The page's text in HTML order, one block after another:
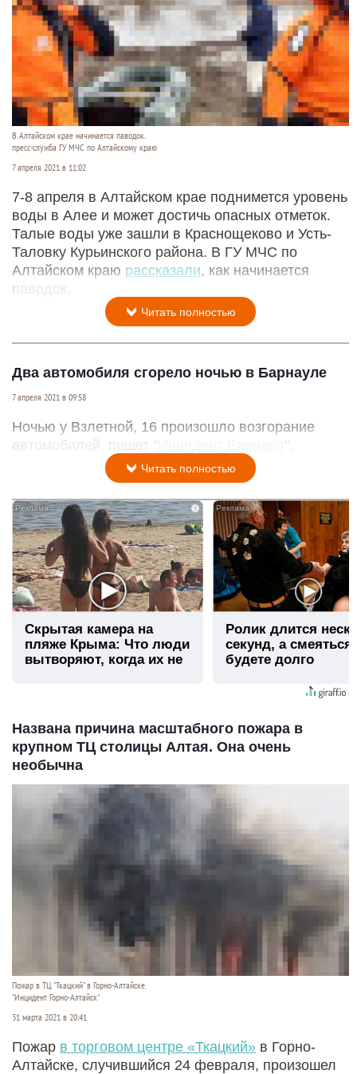
В Алтайском крае начинается паводок.
пресс-служба ГУ МЧС по Алтайскому краю
7 апреля 2021 в 11:02
7-8 апреля в Алтайском крае поднимется уровень
воды в Алее и может достичь опасных отметок.
Талые воды уже зашли в Краснощеково и Усть-
Таловку Курьинского района. В ГУ МЧС по
Алтайском краю рассказали, как начинается
паводок.
Читать полностью
Два автомобиля сгорело ночью в Барнауле
7 апреля 2021 в 09:58
Ночью у Взлетной, 16 произошло возгорание
автомобилей, пишет "Инцидент Барнаул ".
Читать полностью
i
Скрытая камера на
пляже Крыма: Что люди
вытворяют, когда их не
Ролик длится
секунд, а
будете долго
Названа причина масштабного пожара в
крупном ТЦ столицы Алтая. Она очень
необычна
Пожар в ТЦ "Ткацкий" в Горно-Алтайске.
"Инцидент Горно-Алтайск"
31 марта 2021 в 20:41
Пожар в торговом центре «Ткацкий» в Горно-
Алтайске, случившийся 24 февраля, произошел